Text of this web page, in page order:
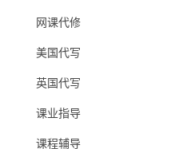
网课代修
美国代写
英国代写
课业指导
课程辅导